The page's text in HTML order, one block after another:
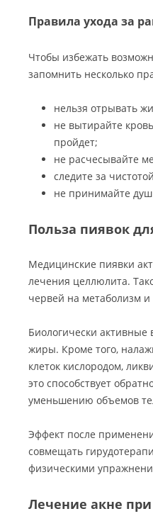
Правила ухода за
Чтобы избежать
запомнить несколько
нельзя отрывать
не вытирайте
пройдет;
не расчесывайте
следите за
не принимайте душ
Польза пиявок
Медицинские пиявки
лечения целлюлита.
червей на метаболизм
Биологически
жиры. Кроме того,
клеток кислородом,
это способствует
уменьшению объемов
Эффект после
совмещать
физическими
Лечение акне